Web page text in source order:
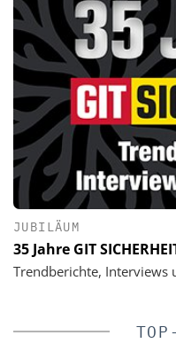
JUBILÄUM
35 Jahre GIT
Trendberichte, Interviews